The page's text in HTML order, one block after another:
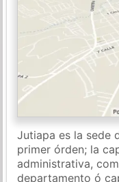
Jutiapa es la sede
primer órden; la
administrativa,
departamento ó